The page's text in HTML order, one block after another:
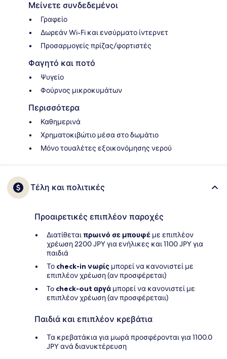
Μείνετε συνδεδεμένοι
Γραφείο
Δωρεάν Wi-Fi και ενσύρματο ίντερνετ
Προσαρμογείς πρίζας/φορτιστές
Φαγητό και ποτό
Ψυγείο
Φούρνος μικροκυμάτων
Περισσότερα
Καθημερινά
Χρηματοκιβώτιο μέσα στο δωμάτιο
Μόνο τουαλέτες εξοικονόμησης νερού
Τέλη και πολιτικές
Προαιρετικές επιπλέον παροχές
Διατίθεταιπρωινό σε μπουφέ με επιπλέον
χρέωση 2200 JPY για ενήλικες και 1100 JPY για
παιδιά
Το check-in νωρίς μπορεί να κανονιστεί με
επιπλέον χρέωση (αν προσφέρεται)
To check-out αργά μπορεί να κανονιστεί με
επιπλέον χρέωση (αν προσφέρεταιι)
Παιδιά και επιπλέον κρεβάτια
Τα κρεβατάκια για μωρά προσφέρονται για 1100.0
JPY ανά διανυκτέρευση